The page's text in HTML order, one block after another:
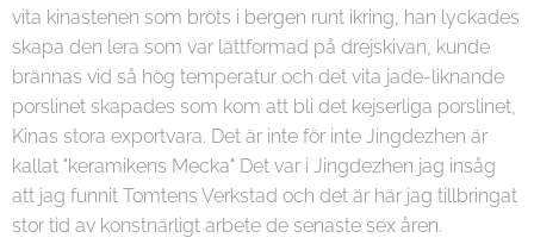
vita kinastenen som bröts i bergen runt ikring, han lyckades
skapa den lera som var lättformad på drejskivan, kunde
brännas vid så hög temperatur och det vita jade-liknande
porslinet skapades som kom att bli det kejserliga porslinet,
Kinas stora exportvara. Det är inte för inte Jingdezhen är
kallat "keramikens Mecka" Det var i Jingdezhen jag insåg
att jag funnit Tomtens Verkstad och det är här jag tillbringat
stor tid av konstnärligt arbete de senaste sex åren.